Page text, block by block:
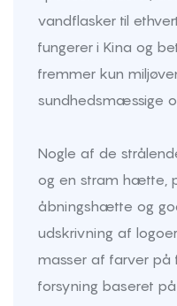
vandflasker til
fungerer i Kina og
fremmer kun
sundhedsmæssige
Nogle af de
og en stram hætte,
åbningshætte og
udskrivning af
masser af farver på
forsyning baseret